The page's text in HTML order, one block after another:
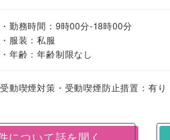
・勤務時間：9時00分-18時00分
・服装：私服
・年齢：年齢制限なし
受動喫煙対策・受動喫煙防止措置：有り